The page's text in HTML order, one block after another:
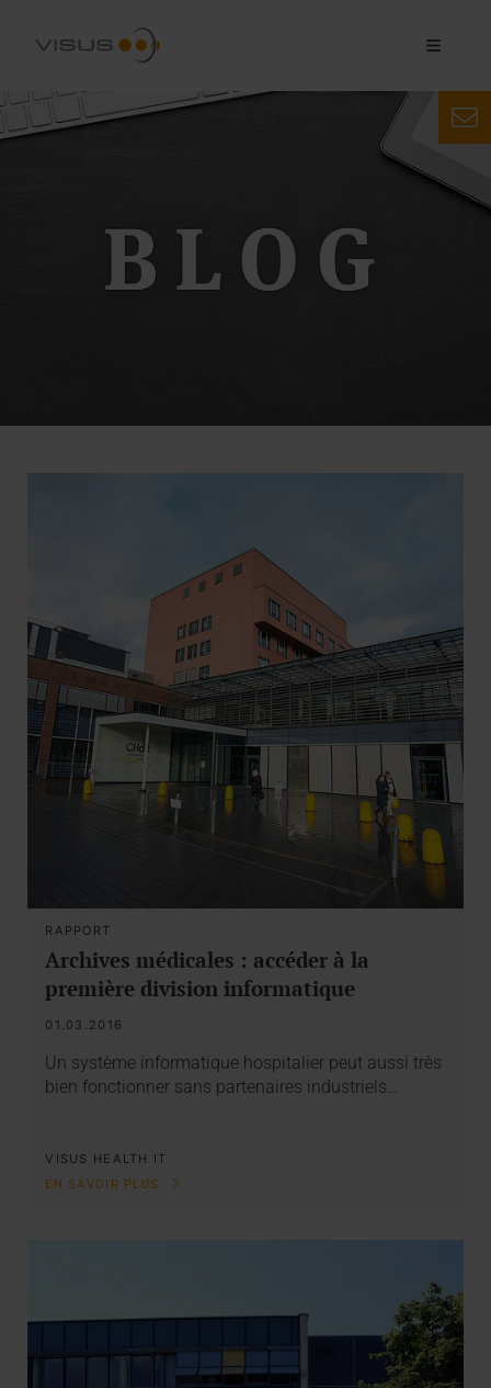
RAPPORT
Archives médicales : accéder à la
première division informatique
01.03.2016
Un système informatique hospitalier peut aussi très
bien fonctionner sans partenaires industriels…
VISUS HEALTH IT
EN SAVOIR PLUS